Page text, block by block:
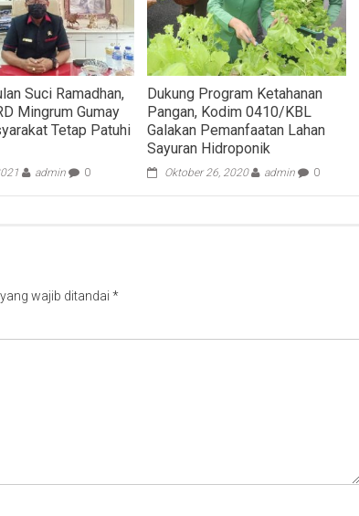
Suci Ramadhan,
Mingrum Gumay
Tetap Patuhi
admin 0
Dukung Program Ketahanan
Pangan, Kodim 0410/KBL
Galakan Pemanfaatan Lahan
Sayuran Hidroponik
Oktober 26, 2020 admin 0
wajib ditandai *